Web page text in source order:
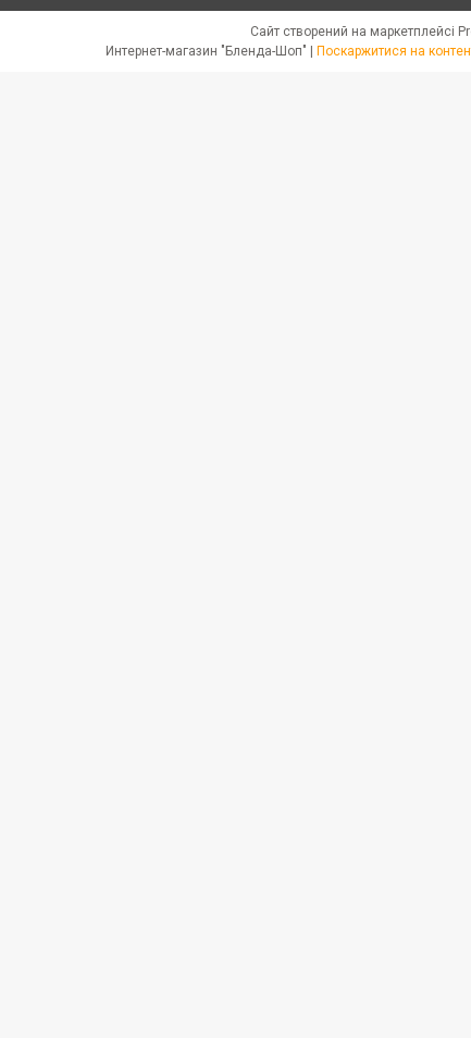
Сайт створений на маркетплейсі
Поскаржитися на